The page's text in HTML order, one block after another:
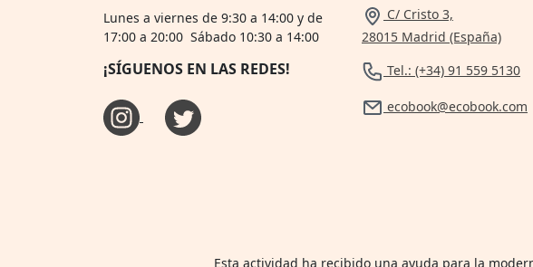
Lunes a viernes de 9:30 a 14:00 y de
17:00 a 20:00 Sábado 10:30 a 14:00
¡SÍGUENOS EN LAS REDES!
C/ Cristo 3,
28015 Madrid (España)
Tel.: (+34) 91 559 5130
ecobook@ecobook.com
Esta actividad ha recibido una ayuda para la